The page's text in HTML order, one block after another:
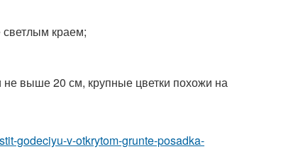
краем;
не выше 20 см, крупные цветки похожи на
godeciyu-v-otkrytom-grunte-posadka-